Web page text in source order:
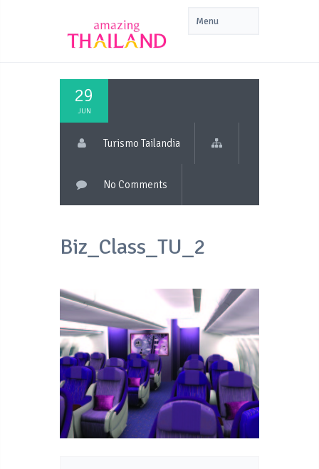
29
JUN
Turismo Tailandia
No Comments
Biz_Class_TU_2